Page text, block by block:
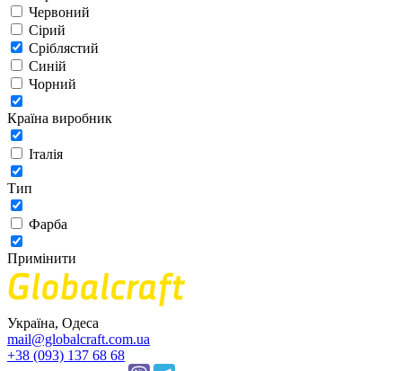
Червоний
Сірий
Сріблястий
Синій
Чорний
Країна виробник
Італія
Тип
Фарба
Примінити
Україна, Одеса
mail@globalcraft.com.ua
+38 (093) 137 68 68